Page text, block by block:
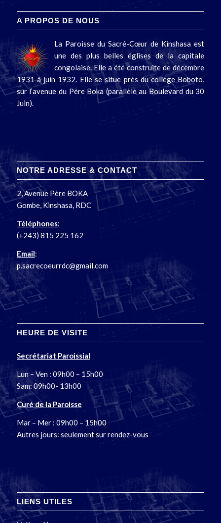
A PROPOS DE NOUS
La Paroisse du Sacré-Cœur de Kinshasa est
une des plus belles églises de la capitale
congolaise. Elle a été construite de décembre
1931 à juin 1932. Elle se situe près du collège Boboto,
sur l’avenue du Père Boka (parallèle au Boulevard du 30
Juin).
NOTRE ADRESSE & CONTACT
2, Avenue Père BOKA
Gombe, Kinshasa, RDC
Téléphones:
(+243) 815 225 162
Email:
p.sacrecoeurrdc@gmail.com
HEURE DE VISITE
Secrétariat Paroissial
Lun – Ven : 09h00 – 15h00
Sam: 09h00- 13h00
Curé de la Paroisse
Mar – Mer : 09h00 – 15h00
Autres jours: seulement sur rendez-vous
LIENS UTILES